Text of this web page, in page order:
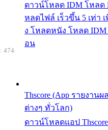
ดาวน์โหลด IDM โหลด
หลดไฟล์ เร็วขึ้น 5 เท่า
ง โหลดหนัง โหลด IDM
อน
Thscore (App รายงา
ต่างๆ ทั่วโลก)
ดาวน์โหลดแอป
474